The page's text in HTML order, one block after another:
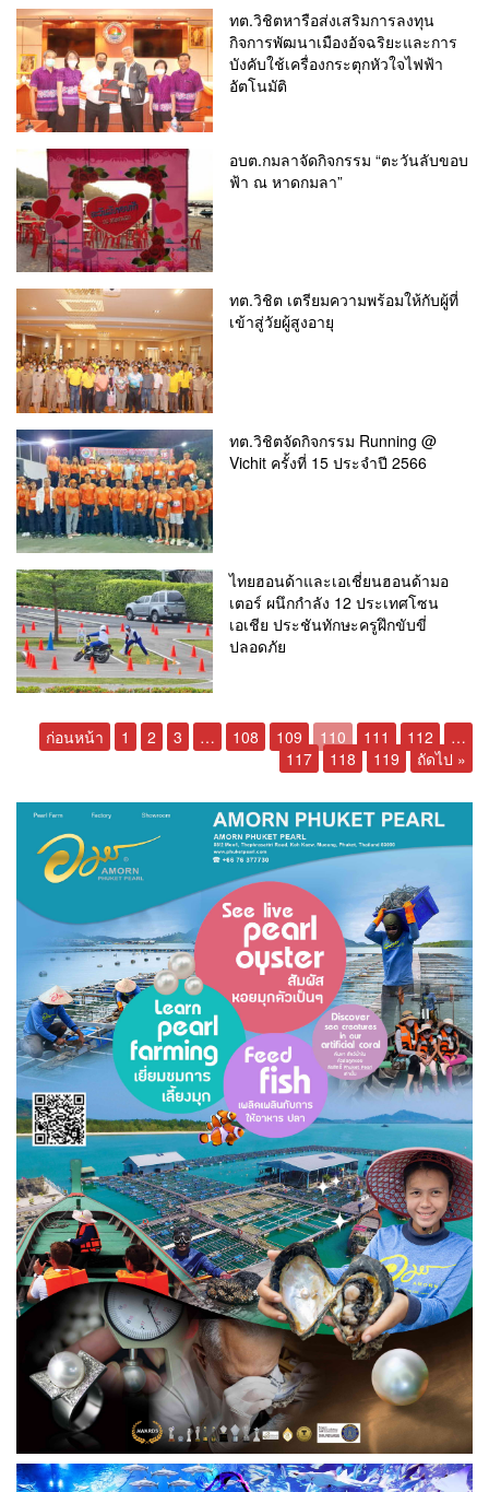
ทต.วิชิตหารือส่งเสริมการลงทุน
กิจการพัฒนาเมืองอัจฉริยะและการ
บังคับใช้เครื่องกระตุกหัวใจไฟฟ้า
อัตโนมัติ
อบต.กมลาจัดกิจกรรม “ตะวันลับขอบ
ฟ้า ณ หาดกมลา”
ทต.วิชิต เตรียมความพร้อมให้กับผู้ที่
เข้าสู่วัยผู้สูงอายุ
ทต.วิชิตจัดกิจกรรม Running @
Vichit ครั้งที่ 15 ประจำปี 2566
ไทยฮอนด้าและเอเชี่ยนฮอนด้ามอ
เตอร์ ผนึกกำลัง 12 ประเทศโซน
เอเชีย ประชันทักษะครูฝึกขับขี่
ปลอดภัย
ก่อนหน้า 1 2 3 … 108 109 110 111 112
…
117
118 119 ถัดไป »